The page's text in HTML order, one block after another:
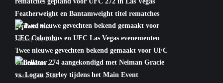
Featherweight en Bantamweight titel rematches
gepland v...
January 6th, 2022
Twee nieuwe gevechten bekend gemaakt voor UFC
Columbus ...
January 5th, 2022